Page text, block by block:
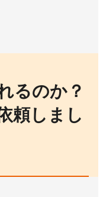
るのか？
頼しまし